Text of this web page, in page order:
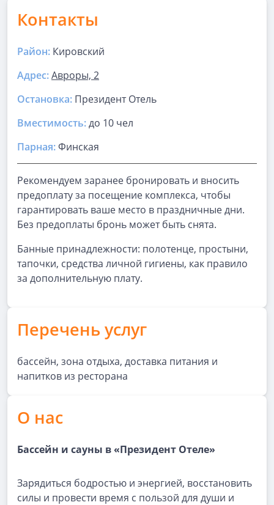
Контакты
Район: Кировский
Адрес:Авроры, 2
Остановка: Президент Отель
Вместимость:до 10 чел
Парная:Финская
Рекомендуем заранее бронировать и вносить
предоплату за посещение комплекса, чтобы
гарантировать ваше место в праздничные дни.
Без предоплаты бронь может быть снята.
Банные принадлежности: полотенце, простыни,
тапочки, средства личной гигиены, как правило
за дополнительную плату.
Перечень услуг
бассейн, зона отдыха, доставка питания и
напитков из ресторана
О нас
Бассейн и сауны в«Президент Отеле»
Зарядиться бодростью и энергией, восстановить
силы и провести время с пользой для души и